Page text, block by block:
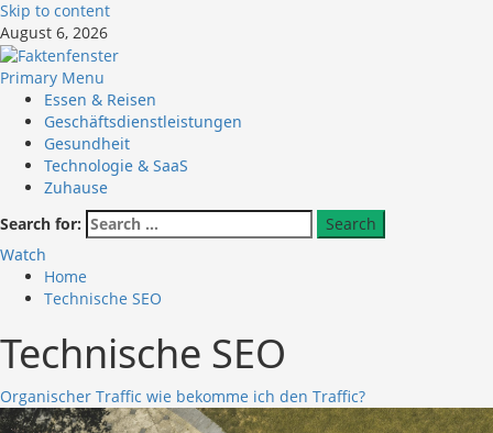
Skip to content
August 6, 2026
Primary Menu
Essen & Reisen
Geschäftsdienstleistungen
Gesundheit
Technologie & SaaS
Zuhause
Search for:
Watch
Home
Technische SEO
Technische SEO
Organischer Traffic wie bekomme ich den Traffic?